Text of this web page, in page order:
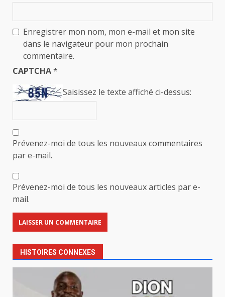
Enregistrer mon nom, mon e-mail et mon site
dans le navigateur pour mon prochain
commentaire.
CAPTCHA*
Saisissez le texte affiché ci-dessus:
Prévenez-moi de tous les nouveaux commentaires
par e-mail.
Prévenez-moi de tous les nouveaux articles par e-
mail.
HISTOIRES CONNEXES